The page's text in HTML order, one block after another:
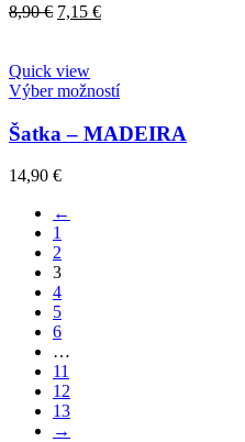
8,90€ Original
8,90 €.
7,15 €Current
Quick view
Výber možností
Šatka – MADEIRA
14,90 €
←
1
2
3
4
5
6
…
11
12
13
→